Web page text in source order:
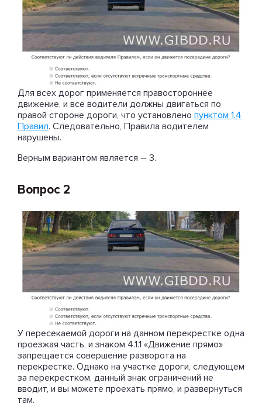
Для всех дорог применяется правостороннее
движение, и все водители должны двигаться по
правой стороне дороги, что установлено пунктом 1.4
Правил. Следовательно, Правила водителем
нарушены.
Верным вариантом является – 3.
Вопрос 2
У пересекаемой дороги на данном перекрестке одна
проезжая часть, и знаком 4.1.1 «Движение прямо»
запрещается совершение разворота на
перекрестке. Однако на участке дороги, следующем
за перекрестком, данный знак ограничений не
вводит, и вы можете проехать прямо, и развернуться
там.